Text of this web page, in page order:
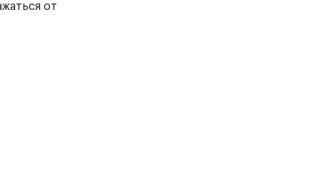
от